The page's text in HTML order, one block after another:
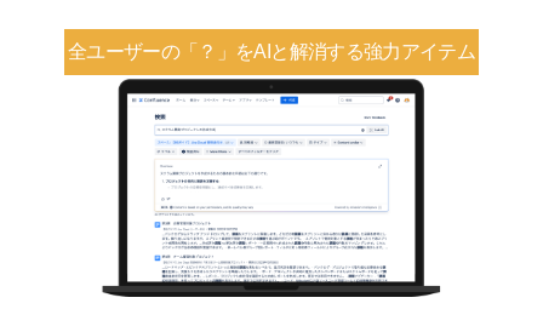
全ユーザーの「？」をAIと解消する強力アイテム